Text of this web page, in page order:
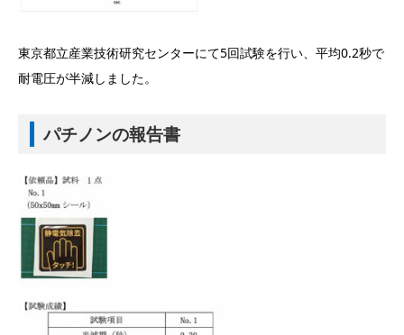
東京都立産業技術研究センターにて5回試験を行い、平均0.2秒で
耐電圧が半減しました。
パチノンの報告書